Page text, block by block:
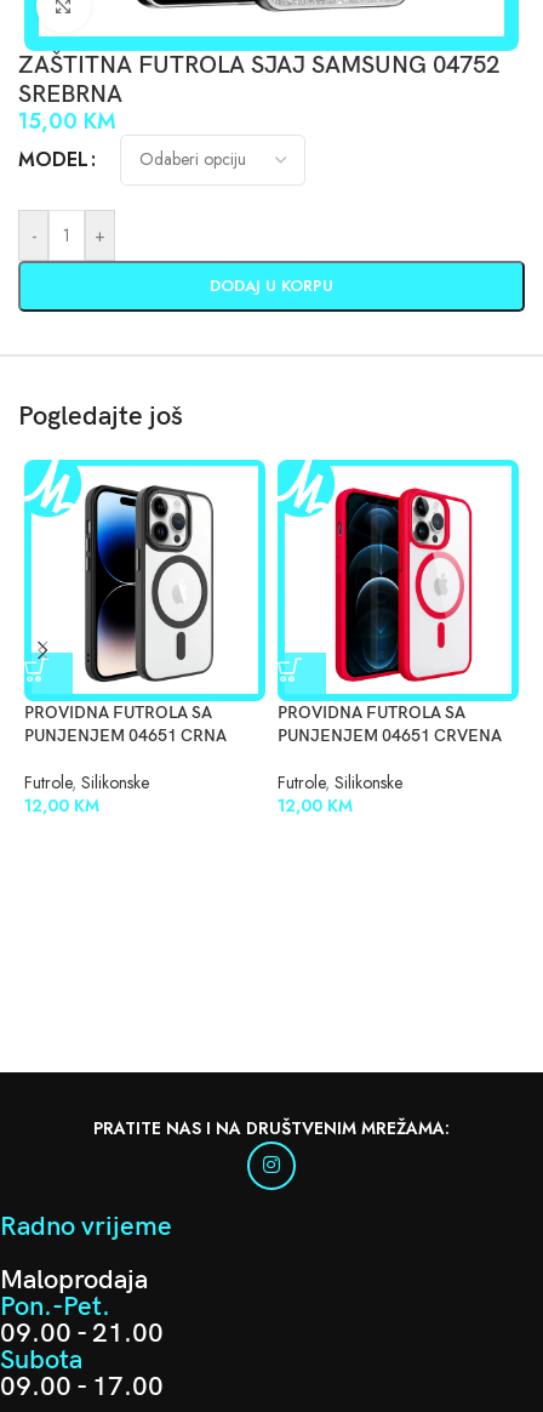
Click to enlarge
ZAŠTITNA FUTROLA SJAJ SAMSUNG 04752
SREBRNA
15,00 KM
MODEL
- +
DODAJ U KORPU
Pogledajte još
PROVIDNA FUTROLA SA
PUNJENJEM 04651 CRNA
Futrole, Silikonske
12,00 KM
PROVIDNA FUTROLA SA
PUNJENJEM 04651 CRVENA
Futrole, Silikonske
12,00 KM
PRATITE NAS I NA DRUŠTVENIM MREŽAMA:
Radno vrijeme
Maloprodaja
Pon.-Pet.
09.00 - 21.00
Subota
09.00 - 17.00